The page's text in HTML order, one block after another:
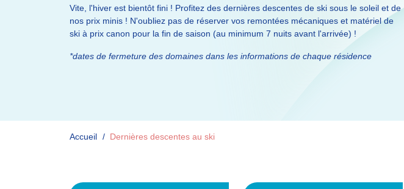
Vite, l'hiver est bientôt fini ! Profitez des dernières descentes de ski sous le soleil et de
nos prix minis ! N'oubliez pas de réserver vos remontées mécaniques et matériel de
ski à prix canon pour la fin de saison (au minimum 7 nuits avant l'arrivée) !
*dates de fermeture des domaines dans les informations de chaque résidence
Accueil Dernières descentes au ski